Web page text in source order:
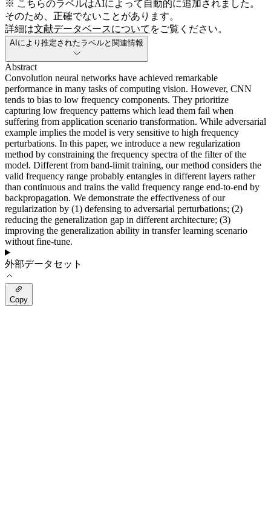
※ こちらのラベルはAIによって自動的に追加されました。
そのため、正確でないことがあります。
詳細は文献データベースについて をご覧ください。
AIにより推定されたラベルと関連情報
Abstract
Convolution neural networks have achieved remarkable
performance in many tasks of computing vision. However, CNN
tends to bias to low frequency components. They prioritize
capturing low frequency patterns which lead them fail when
suffering from application scenario transformation. While adversarial
example implies the model is very sensitive to high frequency
perturbations. In this paper, we introduce a new regularization
method by constraining the frequency spectra of the filter of the
model. Different from band-limit training, our method considers the
valid frequency range probably entangles in different layers rather
than continuous and trains the valid frequency range end-to-end by
backpropagation. We demonstrate the effectiveness of our
regularization by (1) defensing to adversarial perturbations; (2)
reducing the generalization gap in different architecture; (3)
improving the generalization ability in transfer learning scenario
without fine-tune.
外部データセット
Copy